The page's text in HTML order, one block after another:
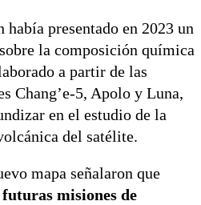
presentado en 2023 un
la composición química
a partir de las
Chang’e-5, Apolo y Luna,
en el estudio de la
del satélite.
mapa señalaron que
misiones de